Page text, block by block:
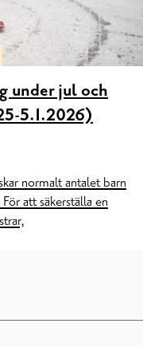
under jul och
5.1.2026)
normalt antalet barn
att säkerställa en